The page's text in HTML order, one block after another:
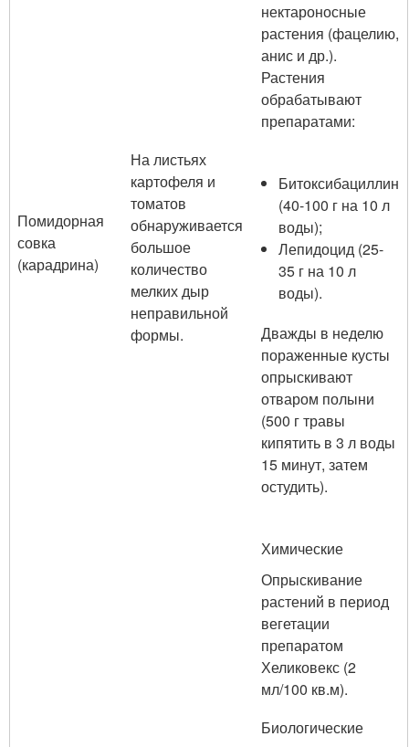
Помидорная
совка
(карадрина)
На листьях
картофеля и
томатов
обнаруживается
большое
количество
мелких дыр
неправильной
формы.
нектароносные
растения (фацелию,
анис и др.).
Растения
обрабатывают
препаратами:
Битоксибациллин
(40-100 г на 10 л
воды);
Лепидоцид (25-
35 г на 10 л
воды).
Дважды в неделю
пораженные кусты
опрыскивают
отваром полыни
(500 г травы
кипятить в 3 л воды
15 минут, затем
остудить).
Химические
Опрыскивание
растений в период
вегетации
препаратом
Хеликовекс (2
мл/100 кв.м).
Биологические